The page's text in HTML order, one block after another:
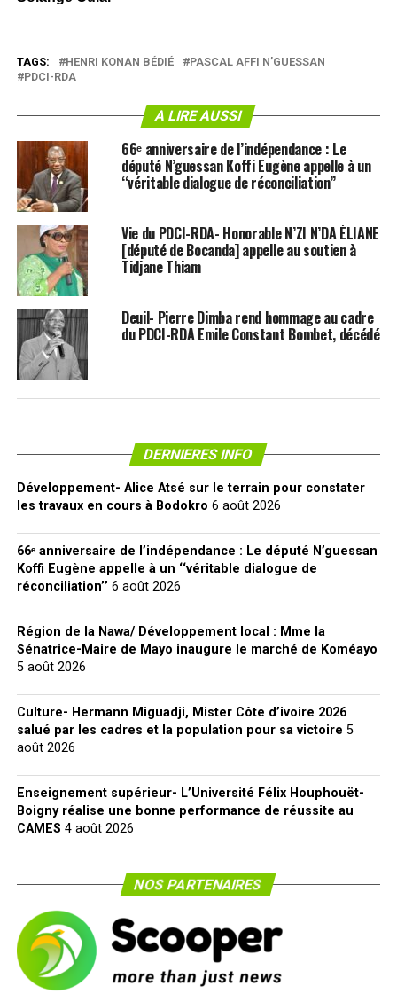
TAGS: HENRI KONAN BÉDIÉ
PASCAL AFFI N’GUESSAN
PDCI-RDA
A LIRE AUSSI
66ᵉ anniversaire de l’indépendance : Le
député N’guessan Koffi Eugène appelle à un
‘‘véritable dialogue de réconciliation’’
Vie du PDCI-RDA- Honorable N’ZI N’DA ÉLIANE
[député de Bocanda] appelle au soutien à
Tidjane Thiam
Deuil- Pierre Dimba rend hommage au cadre
du PDCI-RDA Emile Constant Bombet, décédé
DERNIERES INFO
Développement- Alice Atsé sur le terrain pour constater
les travaux en cours à Bodokro 6 août 2026
66ᵉ anniversaire de l’indépendance : Le député N’guessan
Koffi Eugène appelle à un ‘‘véritable dialogue de
réconciliation’’ 6 août 2026
Région de la Nawa/ Développement local : Mme la
Sénatrice-Maire de Mayo inaugure le marché de Koméayo
5 août 2026
Culture- Hermann Miguadji, Mister Côte d’ivoire 2026
salué par les cadres et la population pour sa victoire 5
août 2026
Enseignement supérieur- L’Université Félix Houphouët-
Boigny réalise une bonne performance de réussite au
CAMES 4 août 2026
NOS PARTENAIRES